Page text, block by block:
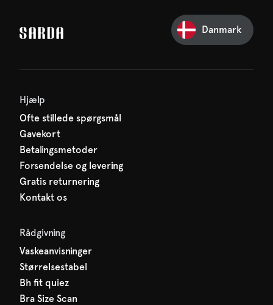
allerede på dig!
Danmark
Hjælp
Ofte stillede spørgsmål
Gavekort
Betalingsmetoder
Forsendelse og levering
Gratis returnering
Kontakt os
Rådgivning
Vaskeanvisninger
Størrelsestabel
Bh fit quiez
Bra Size Scan